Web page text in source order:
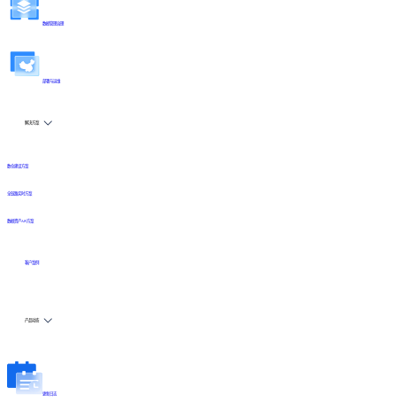
数据管理治理
部署与运维
解决方案
数仓建设方案
全链路实时方案
数据资产API方案
客户案例
产品动态
更新日志